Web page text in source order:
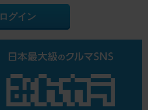
ログイン